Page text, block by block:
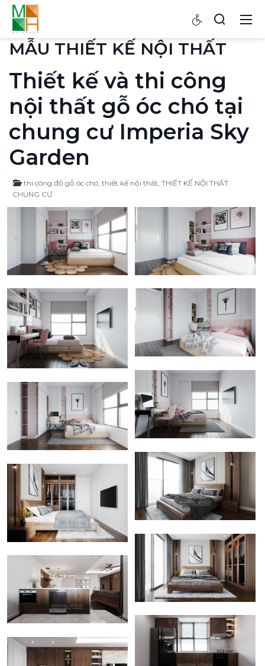
MẪU THIẾT KẾ NỘI THẤT
Thiết kế và thi công
nội thất gỗ óc chó tại
chung cư Imperia Sky
Garden
thi công đồ gỗ óc chó, thiết kế nội thất, THIẾT KẾ NỘI THẤT
CHUNG CƯ